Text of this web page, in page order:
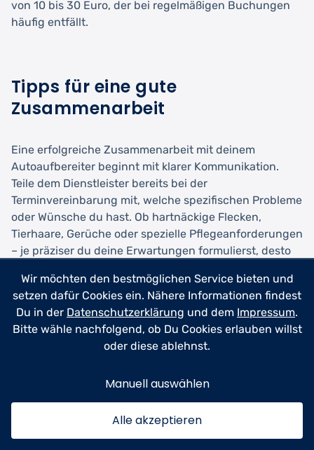
von 10 bis 30 Euro, der bei regelmäßigen Buchungen
häufig entfällt.
Tipps für eine gute
Zusammenarbeit
Eine erfolgreiche Zusammenarbeit mit deinem
Autoaufbereiter beginnt mit klarer Kommunikation.
Teile dem Dienstleister bereits bei der
Terminvereinbarung mit, welche spezifischen Probleme
oder Wünsche du hast. Ob hartnäckige Flecken,
Tierhaare, Gerüche oder spezielle Pflegeanforderungen
– je präziser du deine Erwartungen formulierst, desto
passenden Reinigungsmittel und Techniken
auswählen.
Vor der Übergabe deines Fahrzeugs solltest du
persönliche Gegenstände entfernen und sicherstellen,
verbleiben. Mache wenn möglich Fotos vom Zustand
vor der Aufbereitung, besonders von bereits
vorhandenen Schäden oder Gebrauchsspuren. Dies
dient der Absicherung beider Seiten und vermeidet
Wir möchten den bestmöglichen Service bieten und
setzen dafür Cookies ein. Nähere Informationen findest
Du in der Datenschutzerklärung und dem Impressum.
Bitte wähle nachfolgend, ob Du Cookies erlauben willst
oder diese ablehnst.
Manuell auswählen
Alle akzeptieren